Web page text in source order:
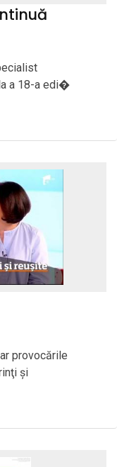
a 18-a edi�
provocările
şi